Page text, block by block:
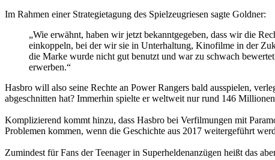
Im Rahmen einer Strategietagung des Spielzeugriesen sagte Goldner:
„Wie erwähnt, haben wir jetzt bekanntgegeben, dass wir die
einkoppeln, bei der wir sie in Unterhaltung, Kinofilme in der
die Marke wurde nicht gut benutzt und war zu schwach
erwerben.“
Hasbro will also seine Rechte an Power Rangers bald ausspielen,
abgeschnitten hat? Immerhin spielte er weltweit nur rund 146
Komplizierend kommt hinzu, dass Hasbro bei Verfilmungen mit
Problemen kommen, wenn die Geschichte aus 2017 weitergeführt
Zumindest für Fans der Teenager in Superheldenanzügen heißt das